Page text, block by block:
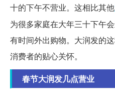
十的下午不营业。这相比其他
为很多家庭在大年三十下午
有时间外出购物。大润发的
消费者的贴心关怀。
春节大润发几点营业